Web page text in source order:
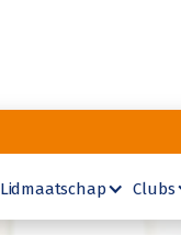
Lidmaatschap Clubs